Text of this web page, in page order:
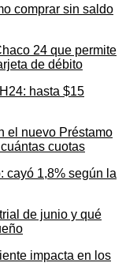
24 que permite
de débito
el nuevo Préstamo
cuotas
de junio y qué